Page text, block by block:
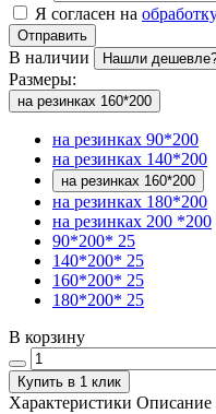
Я согласен на
Отправить
В наличии Нашли
Размеры:
на резинках 160*200
на резинках 90*200
на резинках 140*200
на резинках 160*200
на резинках 180*200
на резинках 200 *200
90*200* 25
140*200* 25
160*200* 25
180*200* 25
В корзину
Купить в 1 клик
Характеристики Описание